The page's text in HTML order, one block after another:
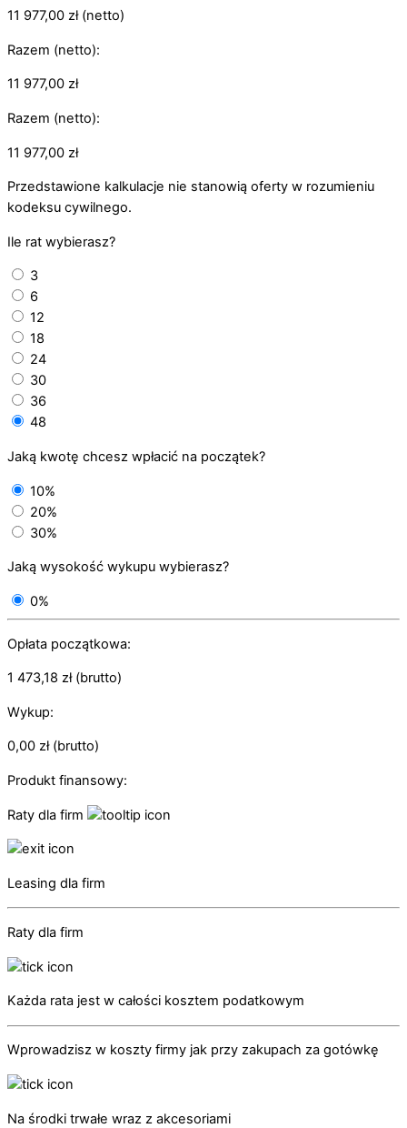
11 977,00 zł(netto)
Razem (netto):
11 977,00 zł
Razem (netto):
11 977,00 zł
Przedstawione kalkulacje nie stanowią oferty w rozumieniu
kodeksu cywilnego.
Ile rat wybierasz?
3
6
12
18
24
30
36
48
Jaką kwotę chcesz wpłacić na początek?
10%
20%
30%
Jaką wysokość wykupu wybierasz?
0%
Opłata początkowa:
1 473,18 zł(brutto)
Wykup:
0,00 zł(brutto)
Produkt finansowy:
Raty dla firm
Leasing dla firm
Raty dla firm
Każda rata jest w całości kosztem podatkowym
Wprowadzisz w koszty firmy jak przy zakupach za gotówkę
Na środki trwałe wraz z akcesoriami